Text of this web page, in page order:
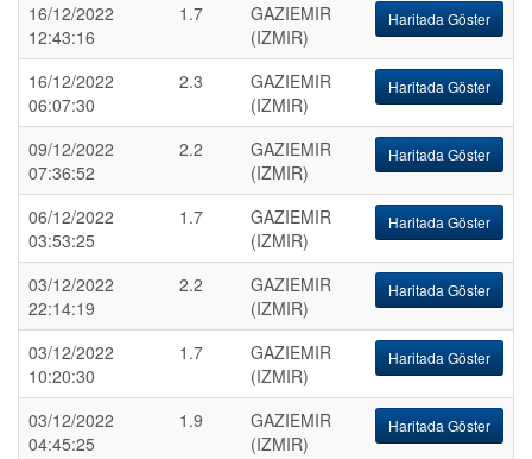
16/12/2022
12:43:16
1.7
GAZIEMIR
(IZMIR)
Haritada Göster
16/12/2022
06:07:30
2.3
GAZIEMIR
(IZMIR)
Haritada Göster
09/12/2022
07:36:52
2.2
GAZIEMIR
(IZMIR)
Haritada Göster
06/12/2022
03:53:25
1.7
GAZIEMIR
(IZMIR)
Haritada Göster
03/12/2022
22:14:19
2.2
GAZIEMIR
(IZMIR)
Haritada Göster
03/12/2022
10:20:30
1.7
GAZIEMIR
(IZMIR)
Haritada Göster
03/12/2022
04:45:25
1.9
GAZIEMIR
(IZMIR)
Haritada Göster